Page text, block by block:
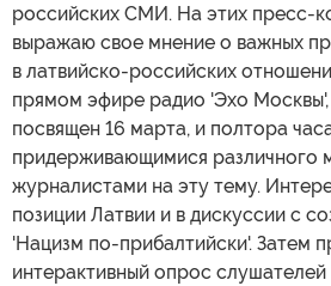
российских СМИ. На этих пресс-
выражаю свое мнение о важных
в латвийско-российских
прямом эфире радио 'Эхо
посвящен 16 марта, и полтора
придерживающимися различного
журналистами на эту тему.
позиции Латвии и в дискуссии с
'Нацизм по-прибалтийски'. Затем
интерактивный опрос слушателей